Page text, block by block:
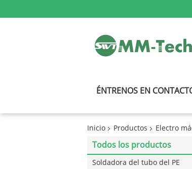
ÉNTRENOS EN
Inicio Productos Electro
Todos los productos
Soldadora del tubo del PE